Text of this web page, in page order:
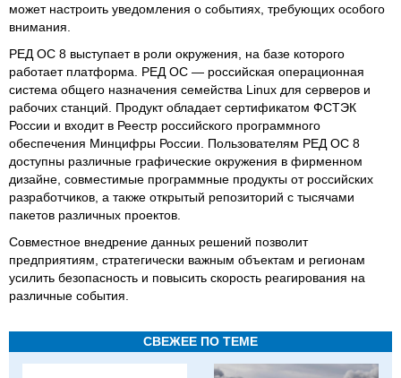
может настроить уведомления о событиях, требующих особого
внимания.
РЕД ОС 8 выступает в роли окружения, на базе которого
работает платформа. РЕД ОС — российская операционная
система общего назначения семейства Linux для серверов и
рабочих станций. Продукт обладает сертификатом ФСТЭК
России и входит в Реестр российского программного
обеспечения Минцифры России. Пользователям РЕД ОС 8
доступны различные графические окружения в фирменном
дизайне, совместимые программные продукты от российских
разработчиков, а также открытый репозиторий с тысячами
пакетов различных проектов.
Совместное внедрение данных решений позволит
предприятиям, стратегически важным объектам и регионам
усилить безопасность и повысить скорость реагирования на
различные события.
СВЕЖЕЕ ПО ТЕМЕ